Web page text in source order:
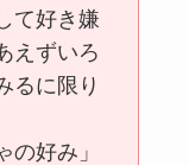
て好き嫌
えずいろ
るに限り
の好み」